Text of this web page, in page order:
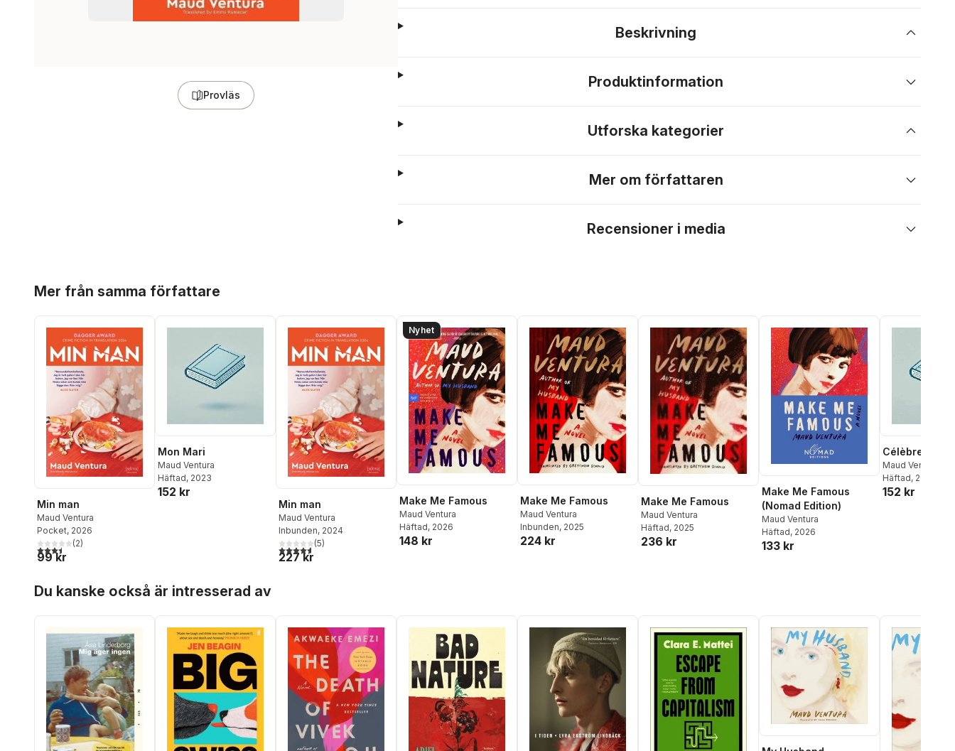
Provläs
Beskrivning
Produktinformation
Utforska kategorier
Mer om författaren
Recensioner i media
Mer från samma författare
Min man
Maud Ventura
Pocket, 2026
3,5utav 5 stjärnor. Totalt antal röster:
(2)
99 kr
Mon Mari
Maud Ventura
Häftad, 2023
152 kr
Min man
Maud Ventura
Inbunden, 2024
4,6utav 5 stjärnor. Totalt antal röster:
(5)
227 kr
Nyhet
Make Me Famous
Maud Ventura
Häftad, 2026
148 kr
Make Me Famous
Maud Ventura
Inbunden, 2025
224 kr
Make Me Famous
Maud Ventura
Häftad, 2025
236 kr
Make Me Famous
(Nomad Edition)
Maud Ventura
Häftad, 2026
133 kr
Célèbre
Maud Ventura
Häftad, 2025
152 kr
Du kanske också är intresserad av